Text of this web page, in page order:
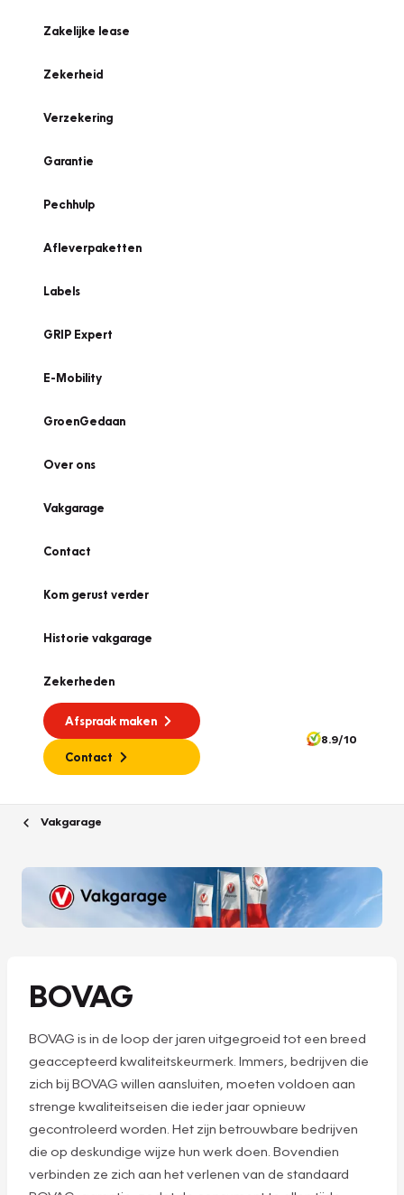
Zakelijke lease
Zekerheid
Verzekering
Garantie
Pechhulp
Afleverpaketten
Labels
GRIP Expert
E-Mobility
GroenGedaan
Over ons
Vakgarage
Contact
Kom gerust verder
Historie vakgarage
Zekerheden
Afspraak maken
Contact
8.9/10
Vakgarage
BOVAG
BOVAG is in de loop der jaren uitgegroeid tot een breed
geaccepteerd kwaliteitskeurmerk. Immers, bedrijven die
zich bij BOVAG willen aansluiten, moeten voldoen aan
strenge kwaliteitseisen die ieder jaar opnieuw
gecontroleerd worden. Het zijn betrouwbare bedrijven
die op deskundige wijze hun werk doen. Bovendien
verbinden ze zich aan het verlenen van de standaard